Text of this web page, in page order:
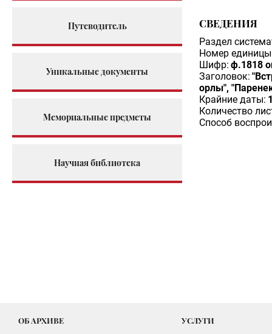
Путеводитель
Уникальные документы
Мемориальные предметы
Научная библиотека
СВЕДЕНИЯ
Раздел
Номер единицы
Шифр: ф.1818
Заголовок:
орлы",
Крайние даты:
Количество
Способ
ОБ АРХИВЕ УСЛУГИ